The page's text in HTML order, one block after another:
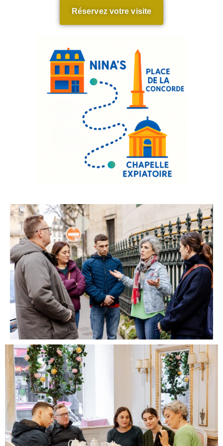
Réservez votre visite